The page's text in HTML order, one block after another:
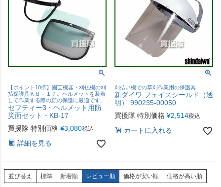
【ポイント10倍】園芸機器・刈払機の刈
払保護具ＫＢ－１７。ヘルメットを装着
して作業する際の顔の保護に最適です。
セフティー3・ヘルメット用防
災面セット・KB-17
買援隊 特別価格 ¥3,080税込
詳細を見る
刈払い機での草刈作業用の保護具
新ダイワ フェイスシールド（透
明） 990235-00050
買援隊 特別価格 ¥2,514税込
カートに入れる
並び替え 標準 新着順 レビュー順 価格が安い順 価格が高い順